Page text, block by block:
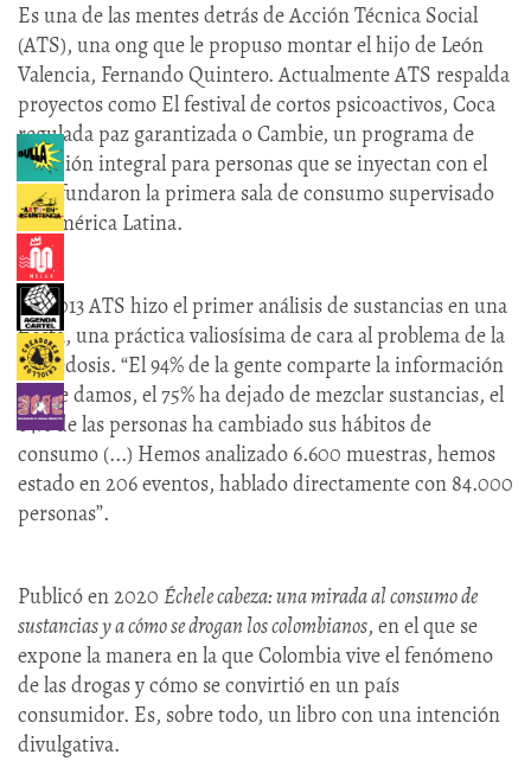
Es una de las mentes detrás de Acción Técnica Social
(ATS), una ong que le propuso montar el hijo de León
Valencia, Fernando Quintero. Actualmente ATS respalda
proyectos como El festival de cortos psicoactivos, Coca
regulada paz garantizada o Cambie, un programa de
atención integral para personas que se inyectan con el
cual fundaron la primera sala de consumo supervisado
de América Latina.
En 2013 ATS hizo el primer análisis de sustancias en una
fiesta, una práctica valiosísima de cara al problema de la
sobredosis. “El 94% de la gente comparte la información
que le damos, el 75% ha dejado de mezclar sustancias, el
64% de las personas ha cambiado sus hábitos de
consumo (...) Hemos analizado 6.600 muestras, hemos
estado en 206 eventos, hablado directamente con 84.000
personas”.
Publicó en 2020 Échele cabeza: una mirada al consumo de
sustancias y a cómo se drogan los colombianos, en el que se
expone la manera en la que Colombia vive el fenómeno
de las drogas y cómo se convirtió en un país
consumidor. Es, sobre todo, un libro con una intención
divulgativa.